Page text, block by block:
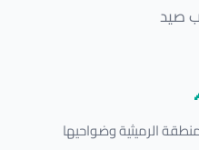
صيد